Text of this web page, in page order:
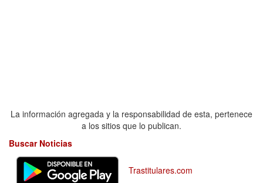
La información agregada y la responsabilidad de esta, pertenece
a los sitios que lo publican.
Buscar Noticias
Trastitulares.com